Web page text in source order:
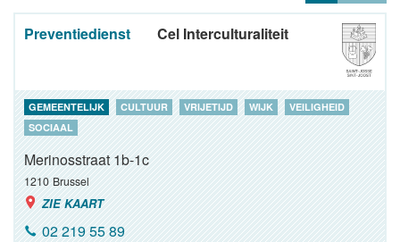
Preventiedienst Cel Interculturaliteit
GEMEENTELIJK CULTUUR VRIJETIJD WIJK
VEILIGHEID
SOCIAAL
Merinosstraat 1b-1c
1210 Brussel
ZIE KAART
02 219 55 89